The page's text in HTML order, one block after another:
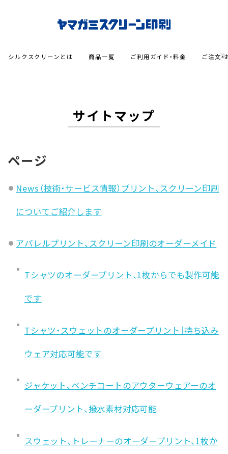
シルクスクリーンとは 商品一覧 ご利用ガイド・料金 ご注文
サイトマップ
ページ
News（技術・サービス情報）プリント、スクリーン印刷
についてご紹介します
アパレルプリント、スクリーン印刷のオーダーメイド
Tシャツのオーダープリント、1枚からでも製作可能
です
Tシャツ・スウェットのオーダープリント｜持ち込み
ウェア対応可能です
ジャケット、ベンチコートのアウターウェアーのオ
ーダープリント、撥水素材対応可能
スウェット、トレーナーのオーダープリント、1枚か